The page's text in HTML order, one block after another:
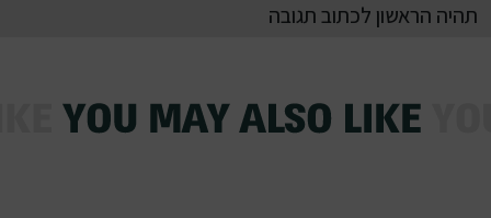
תהיה הראשון לכתוב תגובה